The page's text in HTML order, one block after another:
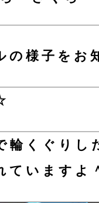
の様子を
輪くぐりし
ていますよ